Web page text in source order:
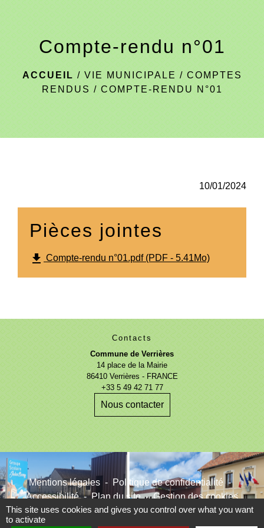
menu
Compte-rendu n°01
ACCUEIL/VIE MUNICIPALE /COMPTES
RENDUS/ COMPTE-RENDU N°01
10/01/2024
Pièces jointes
file_download Compte-rendu n°01.pdf (PDF - 5.41Mo)
Contacts
Commune de Verrières
14 place de la Mairie
86410 Verrières - FRANCE
+33 5 49 42 71 77
Nous contacter
Mentions légales - Politique de confidentialité -
Accessibilité - Plan du site - Gestion des cookies
This site uses cookies and gives you control over what you want
to activate